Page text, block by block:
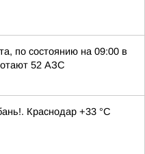
по состоянию на 09:00 в
52 АЗС
Краснодар +33 °С